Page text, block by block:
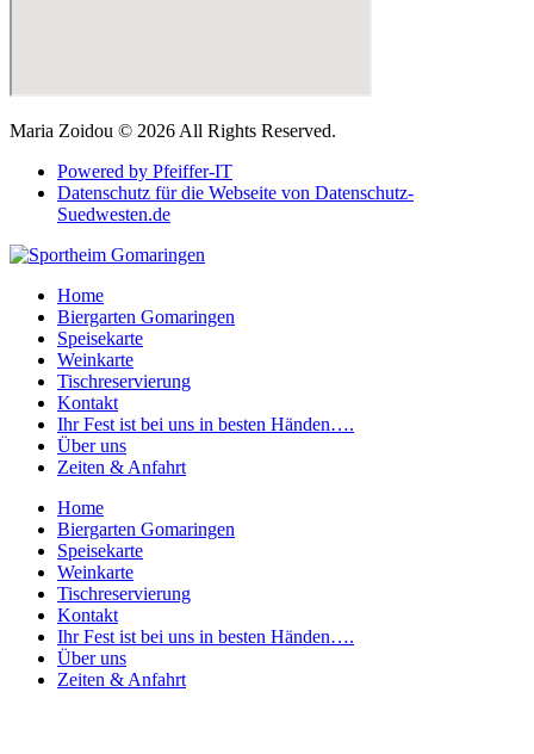
Maria Zoidou © 2026 All Rights Reserved.
Powered by Pfeiffer-IT
Datenschutz für die Webseite von Datenschutz-
Suedwesten.de
Home
Biergarten Gomaringen
Speisekarte
Weinkarte
Tischreservierung
Kontakt
Ihr Fest ist bei uns in besten Händen….
Über uns
Zeiten & Anfahrt
Home
Biergarten Gomaringen
Speisekarte
Weinkarte
Tischreservierung
Kontakt
Ihr Fest ist bei uns in besten Händen….
Über uns
Zeiten & Anfahrt